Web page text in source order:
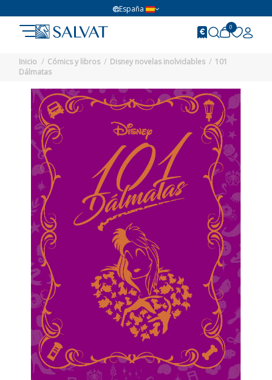
España
0
Inicio Cómics y libros Disney novelas inolvidables
101
Dálmatas